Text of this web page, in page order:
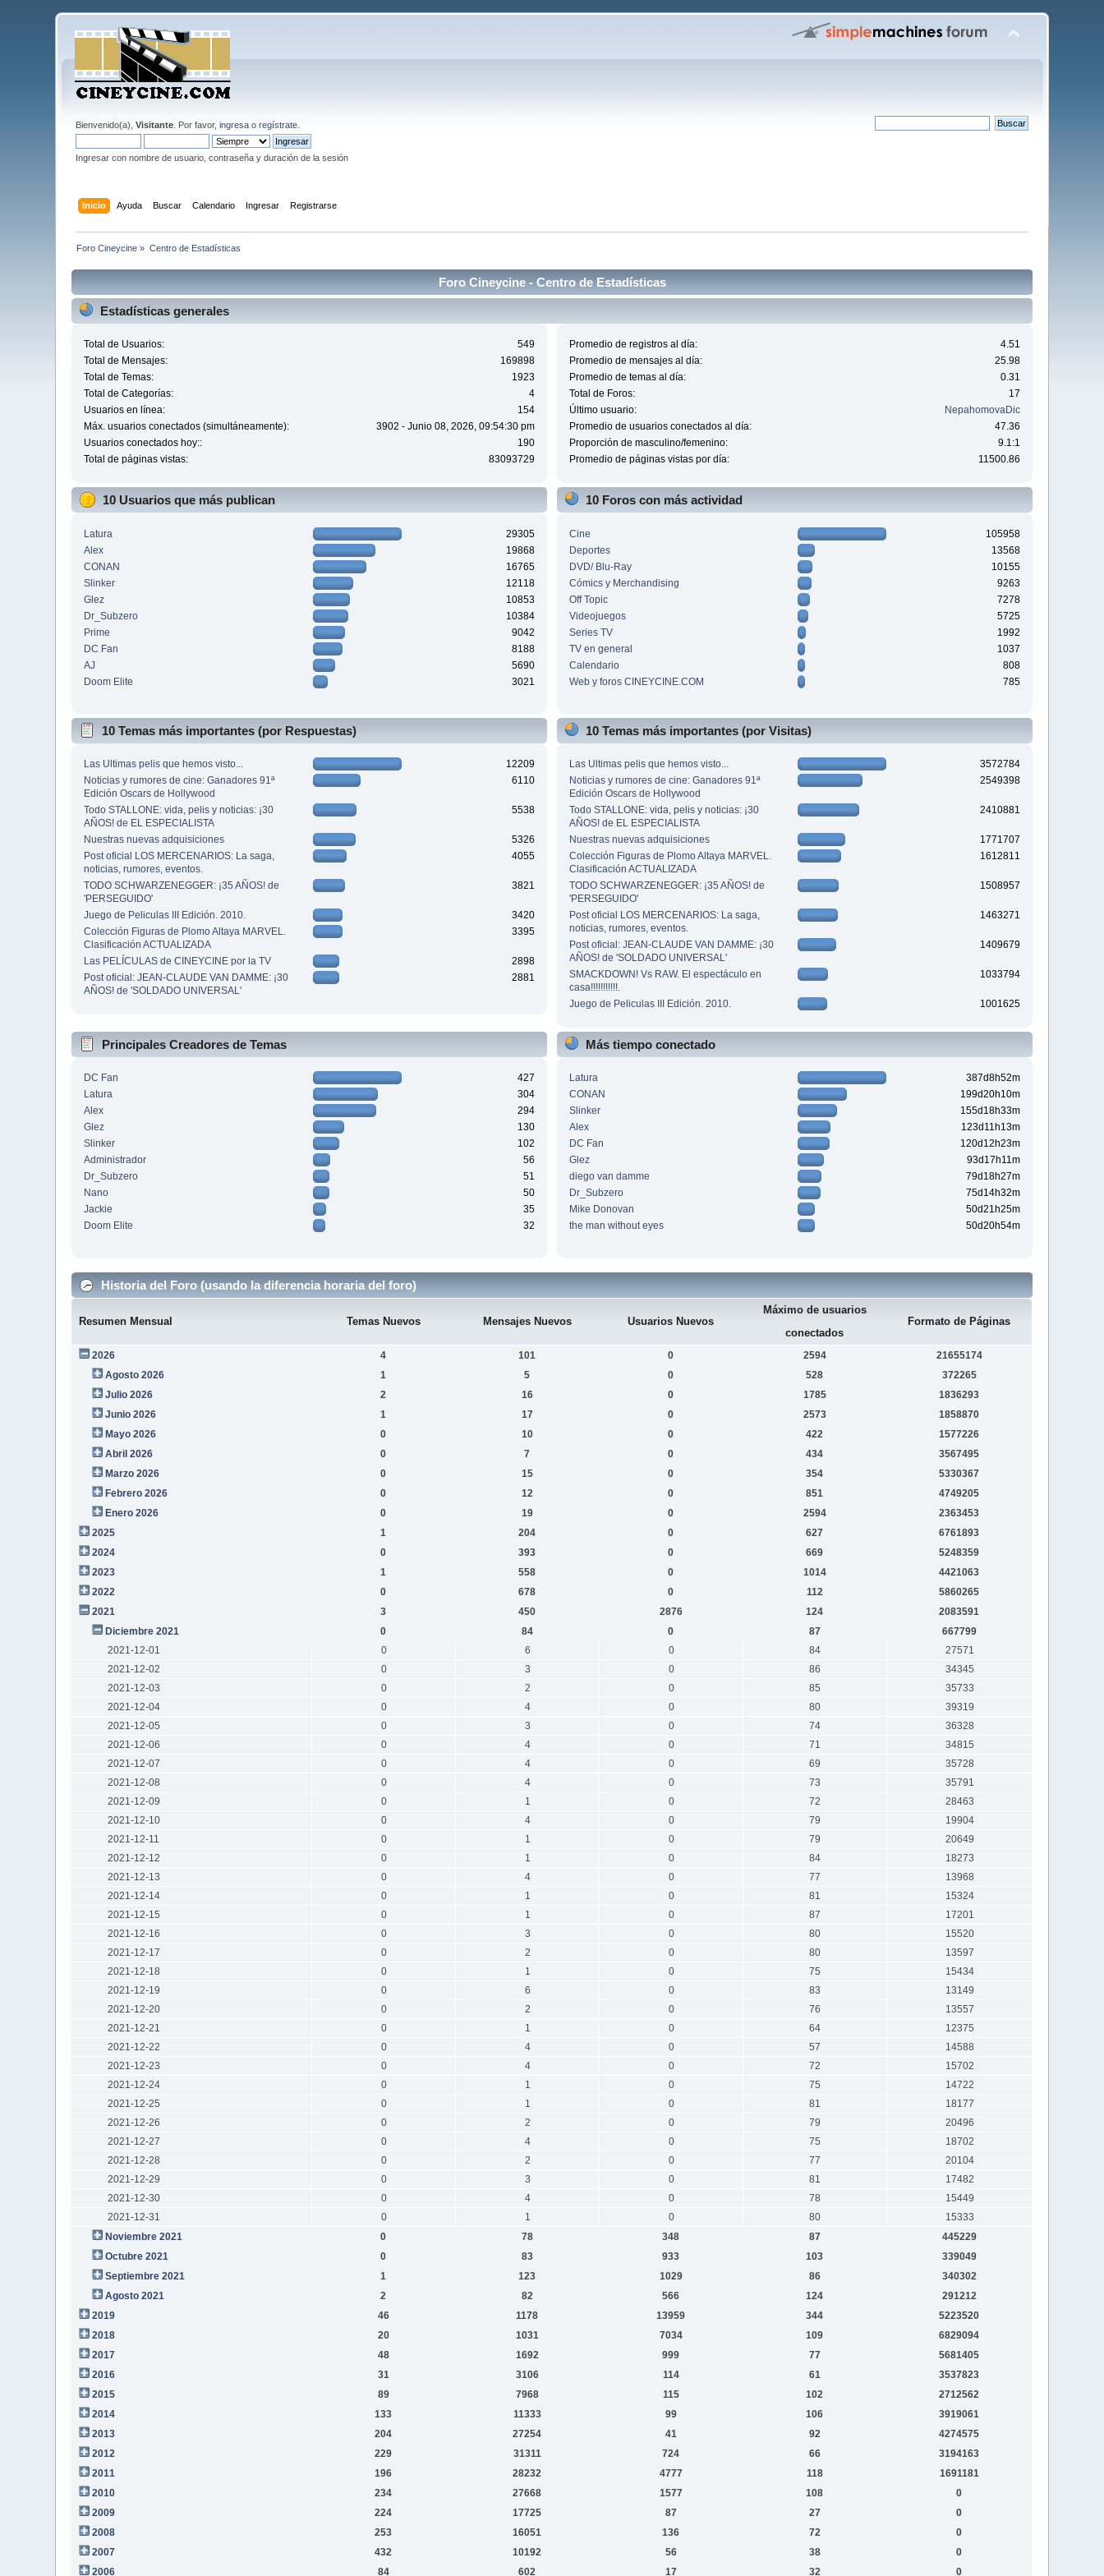
Bienvenido(a),Visitante . Por favor,ingresa oregístrate
Ingresar con nombre de usuario, contraseña y duración de la sesión
Inicio Ayuda Buscar Calendario Ingresar Registrarse
Foro Cineycine » Centro de Estadísticas
Foro Cineycine - Centro de Estadísticas
Estadísticas generales
Total de Usuarios:
549
Total de Mensajes:
169898
Total de Temas:
1923
Total de Categorías:
4
Usuarios en línea:
154
Máx. usuarios conectados (simultáneamente):
3902 - Junio 08, 2026, 09:54:30 pm
Usuarios conectados hoy::
190
Total de páginas vistas:
83093729
Promedio de registros al día:
4.51
Promedio de mensajes al día:
25.98
Promedio de temas al día:
0.31
Total de Foros:
17
Último usuario:
NepahomovaDic
Promedio de usuarios conectados al día:
47.36
Proporción de masculino/femenino:
9.1:1
Promedio de páginas vistas por día:
11500.86
10 Usuarios que más publican
Latura
29305
Alex
19868
CONAN
16765
Slinker
12118
Glez
10853
Dr_Subzero
10384
Prime
9042
DC Fan
8188
AJ
5690
Doom Elite
3021
10 Foros con más actividad
Cine
105958
Deportes
13568
DVD/ Blu-Ray
10155
Cómics y Merchandising
9263
Off Topic
7278
Videojuegos
5725
Series TV
1992
TV en general
1037
Calendario
808
Web y foros CINEYCINE.COM
785
10 Temas más importantes (por Respuestas)
Las Ultimas pelis que hemos visto...
12209
Noticias y rumores de cine: Ganadores 91ª
Edición Oscars de Hollywood
6110
Todo STALLONE: vida, pelis y noticias: ¡30
AÑOS! de EL ESPECIALISTA
5538
Nuestras nuevas adquisiciones
5326
Post oficial LOS MERCENARIOS: La saga,
noticias, rumores, eventos.
4055
TODO SCHWARZENEGGER: ¡35 AÑOS! de
'PERSEGUIDO'
3821
Juego de Peliculas III Edición. 2010.
3420
Colección Figuras de Plomo Altaya MARVEL.
Clasificación ACTUALIZADA
3395
Las PELÍCULAS de CINEYCINE por la TV
2898
Post oficial: JEAN-CLAUDE VAN DAMME: ¡30
AÑOS! de 'SOLDADO UNIVERSAL'
2881
10 Temas más importantes (por Visitas)
Las Ultimas pelis que hemos visto...
3572784
Noticias y rumores de cine: Ganadores 91ª
Edición Oscars de Hollywood
2549398
Todo STALLONE: vida, pelis y noticias: ¡30
AÑOS! de EL ESPECIALISTA
2410881
Nuestras nuevas adquisiciones
1771707
Colección Figuras de Plomo Altaya MARVEL.
Clasificación ACTUALIZADA
1612811
TODO SCHWARZENEGGER: ¡35 AÑOS! de
'PERSEGUIDO'
1508957
Post oficial LOS MERCENARIOS: La saga,
noticias, rumores, eventos.
1463271
Post oficial: JEAN-CLAUDE VAN DAMME: ¡30
AÑOS! de 'SOLDADO UNIVERSAL'
1409679
SMACKDOWN! Vs RAW. El espectáculo en
casa!!!!!!!!!!!.
1033794
Juego de Peliculas III Edición. 2010. 1001625
Principales Creadores de Temas
DC Fan
427
Latura
304
Alex
294
Glez
130
Slinker
102
Administrador
56
Dr_Subzero
51
Nano
50
Jackie
35
Doom Elite
32
Más tiempo conectado
Latura
387d8h52m
CONAN
199d20h10m
Slinker
155d18h33m
Alex
123d11h13m
DC Fan
120d12h23m
Glez
93d17h11m
diego van damme
79d18h27m
Dr_Subzero
75d14h32m
Mike Donovan
50d21h25m
the man without eyes
50d20h54m
Historia del Foro (usando la diferencia horaria del foro)
Resumen Mensual Temas Nuevos Mensajes Nuevos Usuarios Nuevos
Máximo de usuarios
conectados
Formato de Páginas
2026 4 101 0 2594
21655174
Agosto 2026
1 5 0 528
372265
Julio 2026
2 16 0 1785
1836293
Junio 2026
1 17 0 2573
1858870
Mayo 2026
0 10 0 422
1577226
Abril 2026
0 7 0 434
3567495
Marzo 2026
0 15 0 354
5330367
Febrero 2026
0 12 0 851
4749205
Enero 2026
0 19 0 2594
2363453
2025
1 204 0 627
6761893
2024
0 393 0 669
5248359
2023
1 558 0 1014
4421063
2022
0 678 0 112
5860265
2021
3 450 2876 124
2083591
Diciembre 2021
0 84 0 87
667799
2021-12-01
0 6 0 84
27571
2021-12-02
0 3 0 86
34345
2021-12-03
0 2 0 85
35733
2021-12-04
0 4 0 80
39319
2021-12-05
0 3 0 74
36328
2021-12-06
0 4 0 71
34815
2021-12-07
0 4 0 69
35728
2021-12-08
0 4 0 73
35791
2021-12-09
0 1 0 72
28463
2021-12-10
0 4 0 79
19904
2021-12-11
0 1 0 79
20649
2021-12-12
0 1 0 84
18273
2021-12-13
0 4 0 77
13968
2021-12-14
0 1 0 81
15324
2021-12-15
0 1 0 87
17201
2021-12-16
0 3 0 80
15520
2021-12-17
0 2 0 80
13597
2021-12-18
0 1 0 75
15434
2021-12-19
0 6 0 83
13149
2021-12-20
0 2 0 76
13557
2021-12-21
0 1 0 64
12375
2021-12-22
0 4 0 57
14588
2021-12-23
0 4 0 72
15702
2021-12-24
0 1 0 75
14722
2021-12-25
0 1 0 81
18177
2021-12-26
0 2 0 79
20496
2021-12-27
0 4 0 75
18702
2021-12-28
0 2 0 77
20104
2021-12-29
0 3 0 81
17482
2021-12-30
0 4 0 78
15449
2021-12-31
0 1 0 80
15333
Noviembre 2021
0 78 348 87
445229
Octubre 2021
0 83 933 103
339049
Septiembre 2021
1 123 1029 86
340302
Agosto 2021
2 82 566 124
291212
2019
46 1178 13959 344
5223520
2018
20 1031 7034 109
6829094
2017
48 1692 999 77
5681405
2016
31 3106 114 61
3537823
2015
89 7968 115 102
2712562
2014
133 11333 99 106
3919061
2013
204 27254 41 92
4274575
2012
229 31311 724 66
3194163
2011
196 28232 4777 118
1691181
2010
234 27668 1577 108
0
2009
224 17725 87 27
0
2008
253 16051 136 72
0
2007
432 10192 56 38
0
2006
84 602 17 32 0